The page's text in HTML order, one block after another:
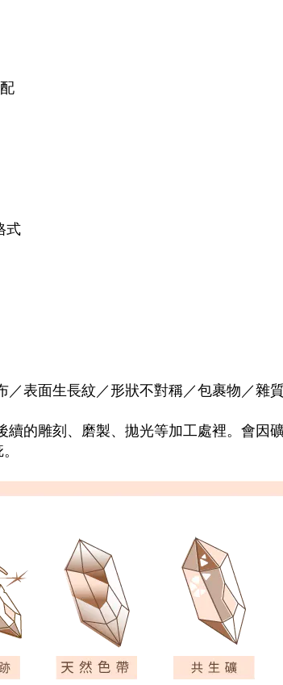
式
表面生長紋／形狀不對稱／包裹物／雜
的雕刻、磨製、拋光等加工處裡。會因